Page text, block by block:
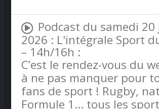
Podcast du samedi 20
2026 : L'intégrale Sport
– 14h/16h :
C’est le rendez-vous du
à ne pas manquer pour
fans de sport ! Rugby,
Formule 1… tous les